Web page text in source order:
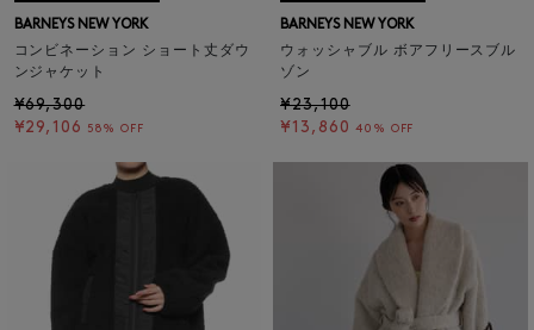
BARNEYS NEW YORK
コンビネーション ショート丈ダウ
ンジャケット
¥69,300
¥29,106
58% OFF
BARNEYS NEW YORK
ウォッシャブル ボアフリースブル
ゾン
¥23,100
¥13,860 40% OFF